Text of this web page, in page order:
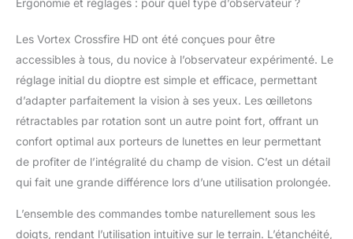
Ergonomie et réglages : pour quel type d’observateur ?
Les Vortex Crossfire HD ont été conçues pour être
accessibles à tous, du novice à l’observateur expérimenté. Le
réglage initial du dioptre est simple et efficace, permettant
d’adapter parfaitement la vision à ses yeux. Les œilletons
rétractables par rotation sont un autre point fort, offrant un
confort optimal aux porteurs de lunettes en leur permettant
de profiter de l’intégralité du champ de vision. C’est un détail
qui fait une grande différence lors d’une utilisation prolongée.
L’ensemble des commandes tombe naturellement sous les
doigts, rendant l’utilisation intuitive sur le terrain. L’étanchéité,